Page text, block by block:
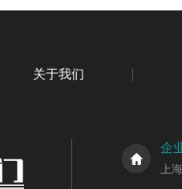
关于我们
企
上